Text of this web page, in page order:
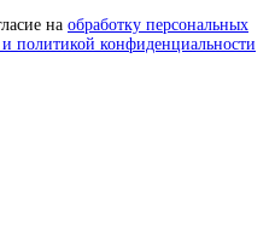
на обработку персональных
политикой конфиденциальности